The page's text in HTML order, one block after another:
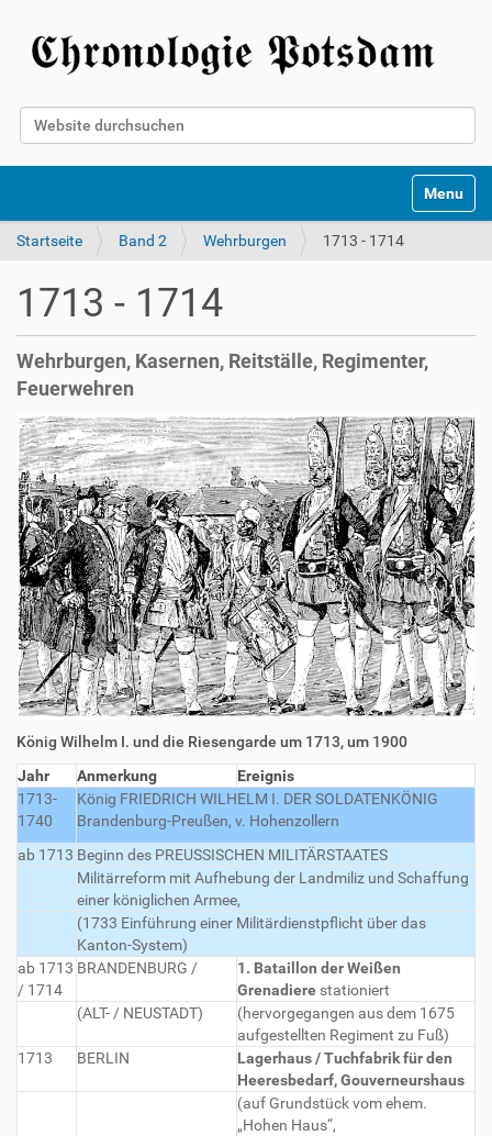
Website durchsuchen
Toggle
Startseite Band 2 Wehrburgen 1713 - 1714
1713 - 1714
Wehrburgen, Kasernen, Reitställe, Regimenter,
Feuerwehren
König Wilhelm I. und die Riesengarde um 1713, um 1900
Jahr
Anmerkung
Ereignis
1713-
1740
König FRIEDRICH WILHELM I. DER SOLDATENKÖNIG
Brandenburg-Preußen, v. Hohenzollern
ab 1713 Beginn des PREUSSISCHEN MILITÄRSTAATES
Militärreform mit Aufhebung der Landmiliz und Schaffung
einer königlichen Armee,
(1733 Einführung einer Militärdienstpflicht über das
Kanton-System)
ab 1713
/ 1714
BRANDENBURG /
1. Bataillon der Weißen
Grenadiere stationiert
(ALT- / NEUSTADT)
(hervorgegangen aus dem 1675
aufgestellten Regiment zu Fuß)
1713
BERLIN
Lagerhaus / Tuchfabrik für den
Heeresbedarf, Gouverneurshaus
(auf Grundstück vom ehem.
„Hohen Haus“,